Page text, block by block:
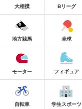
大相撲 Bリーグ
地方競馬 卓球
モーター フィギュア
自転車 学生スポーツ